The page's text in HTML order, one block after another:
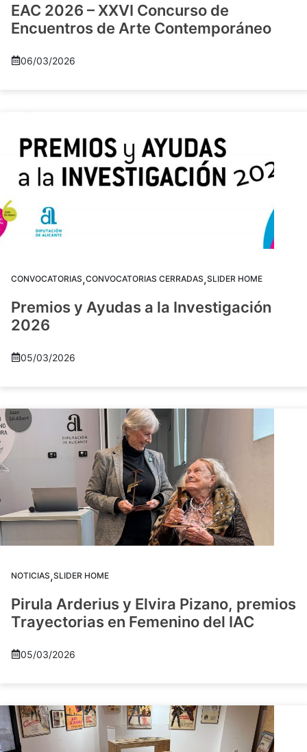
EAC 2026 – XXVI Concurso de
Encuentros de Arte Contemporáneo
06/03/2026
CONVOCATORIAS,CONVOCATORIAS CERRADAS,SLIDER HOME
Premios y Ayudas a la Investigación
2026
05/03/2026
NOTICIAS,SLIDER HOME
Pirula Arderius y Elvira Pizano, premios
Trayectorias en Femenino del IAC
05/03/2026